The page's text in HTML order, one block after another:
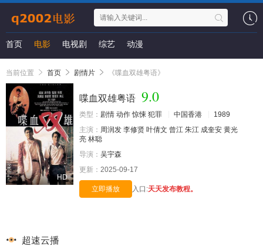
首页 电影 电视剧 综艺 动漫
当前位置 首页 剧情片 《喋血双雄粤语》
HD
喋血双雄粤语 9.0
类型： 剧情 动作 惊悚 犯罪 中国香港
1989
主演： 周润发 李修贤 叶倩文 曾江 朱江 成奎安 黄光
亮 林聪
导演： 吴宇森
更新： 2025-09-17
立即播放 入口:天天发布教程。
超速云播